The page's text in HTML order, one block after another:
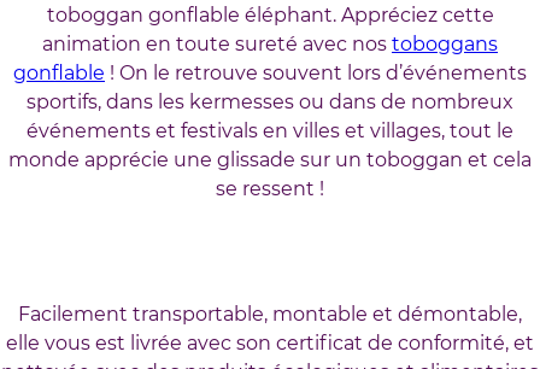
toboggan gonflable éléphant. Appréciez cette
animation en toute sureté avec nos toboggans
gonflable ! On le retrouve souvent lors d’événements
sportifs, dans les kermesses ou dans de nombreux
événements et festivals en villes et villages, tout le
monde apprécie une glissade sur un toboggan et cela
se ressent !
Facilement transportable, montable et démontable,
elle vous est livrée avec son certificat de conformité, et